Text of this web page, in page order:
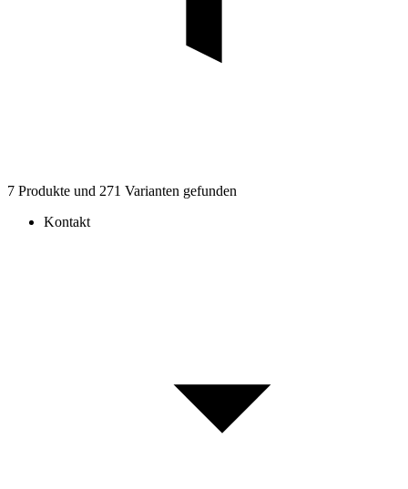
7 Produkte und 271 Varianten gefunden
Kontakt